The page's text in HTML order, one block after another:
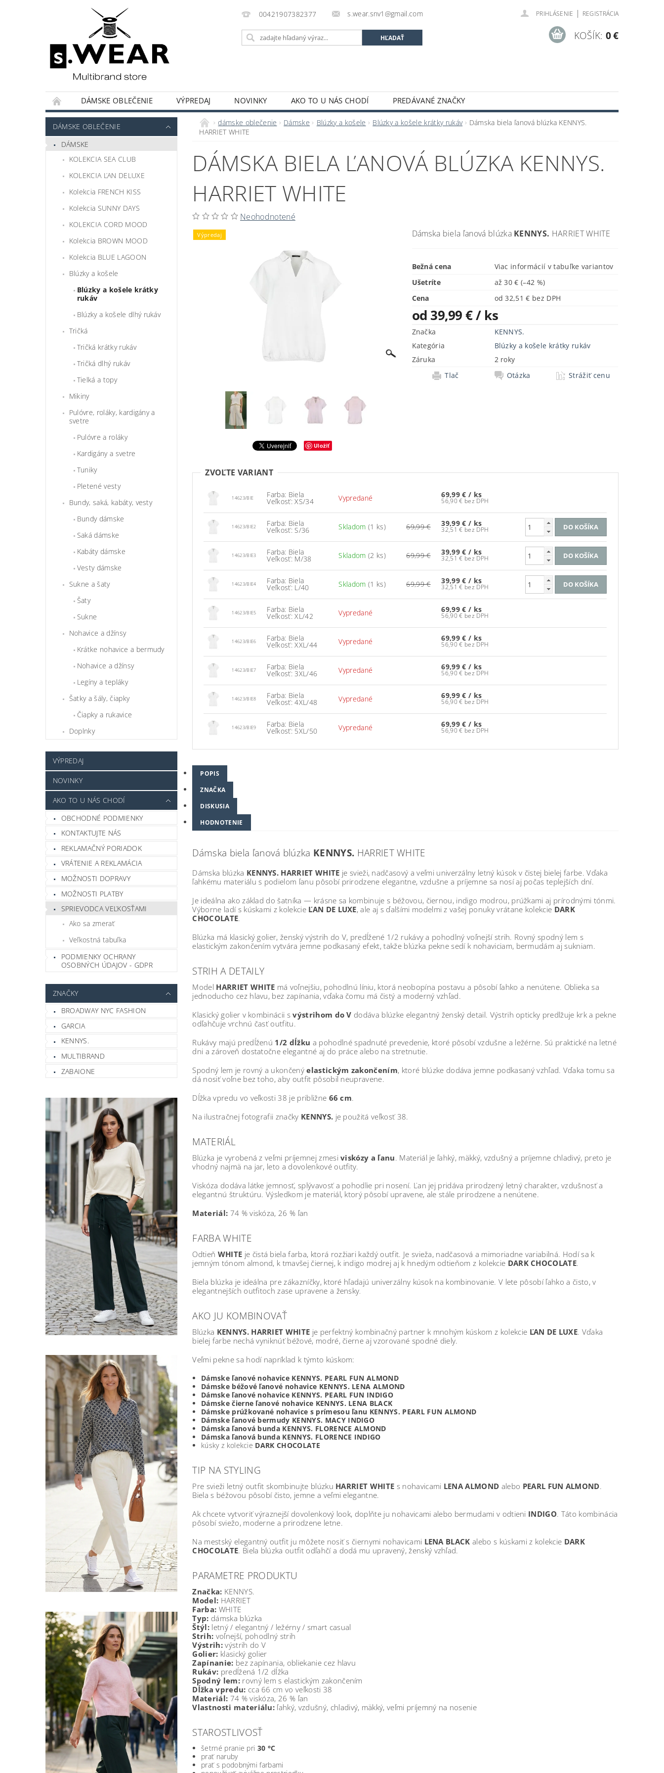
00421907382377 s.wear.snv1@gmail.com PRIHLÁSENIE | REGISTRÁCIA
KOŠÍK: 0 €
DÁMSKE OBLEČENIE VÝPREDAJ NOVINKY AKO TO U NÁS CHODÍ
PREDÁVANÉ ZNAČKY
KOLEKCIE KAPSULOVÝ ŠATNÍK
HODNOTENIE OBCHODU KONTAKTY O S.WEAR OBCHODNÉ PODMIENKY
DÁMSKE OBLEČENIE
DÁMSKE
KOLEKCIA SEA CLUB
KOLEKCIA ĽAN DELUXE
Kolekcia FRENCH KISS
Kolekcia SUNNY DAYS
KOLEKCIA CORD MOOD
Kolekcia BROWN MOOD
Kolekcia BLUE LAGOON
Blúzky a košele
Blúzky a košele krátky
rukáv
Blúzky a košele dlhý rukáv
Tričká
Tričká krátky rukáv
Tričká dlhý rukáv
Tielká a topy
Mikiny
Pulóvre, roláky, kardigány a
svetre
Pulóvre a roláky
Kardigány a svetre
Tuniky
Pletené vesty
Bundy, saká, kabáty, vesty
Bundy dámske
Saká dámske
Kabáty dámske
Vesty dámske
Sukne a šaty
Šaty
Sukne
Nohavice a džínsy
Krátke nohavice a bermudy
Nohavice a džínsy
Legíny a tepláky
Šatky a šály, čiapky
Čiapky a rukavice
Doplnky
VÝPREDAJ
NOVINKY
AKO TO U NÁS CHODÍ
OBCHODNÉ PODMIENKY
KONTAKTUJTE NÁS
REKLAMAČNÝ PORIADOK
VRÁTENIE A REKLAMÁCIA
MOŽNOSTI DOPRAVY
MOŽNOSTI PLATBY
SPRIEVODCA VEĽKOSŤAMI
Ako sa zmerať
Veľkostná tabuľka
PODMIENKY OCHRANY
OSOBNÝCH ÚDAJOV - GDPR
ZNAČKY
BROADWAY NYC FASHION
GARCIA
KENNYS.
MULTIBRAND
ZABAIONE
dámske oblečenie Dámske Blúzky a košele Blúzky a košele krátky rukáv
Dámska biela ľanová blúzka KENNYS.
HARRIET WHITE
DÁMSKA BIELA ĽANOVÁ BLÚZKA KENNYS.
HARRIET WHITE
Neohodnotené
Výpredaj
Uložiť
Dámska biela ľanová blúzka KENNYS. HARRIET WHITE
Bežná cena
Viac informácií v tabuľke variantov
Ušetríte
až30 €(–42 %)
Cena
od 32,51 € bez DPH
od 39,99 €/ ks
Značka
KENNYS.
Kategória
Blúzky a košele krátky rukáv
Záruka
2 roky
Tlač
Otázka Strážiť cenu
ZVOĽTE VARIANT
14623/BIE Farba: Biela
Veľkosť: XS/34 Vypredané 69,99 € / ks
56,90 € bez DPH
14623/BIE2 Farba: Biela
Veľkosť: S/36 Skladom (1 ks) 69,99 € 39,99 € / ks
32,51 € bez DPH
14623/BIE3 Farba: Biela
Veľkosť: M/38 Skladom (2 ks) 69,99 € 39,99 € / ks
32,51 € bez DPH
14623/BIE4 Farba: Biela
Veľkosť: L/40 Skladom (1 ks) 69,99 € 39,99 € / ks
32,51 € bez DPH
14623/BIE5 Farba: Biela
Veľkosť: XL/42 Vypredané 69,99 € / ks
56,90 € bez DPH
14623/BIE6 Farba: Biela
Veľkosť: XXL/44 Vypredané 69,99 € / ks
56,90 € bez DPH
14623/BIE7 Farba: Biela
Veľkosť: 3XL/46 Vypredané 69,99 € / ks
56,90 € bez DPH
14623/BIE8 Farba: Biela
Veľkosť: 4XL/48 Vypredané 69,99 € / ks
56,90 € bez DPH
14623/BIE9 Farba: Biela
Veľkosť: 5XL/50 Vypredané 69,99 € / ks
56,90 € bez DPH
POPIS
ZNAČKA
DISKUSIA
HODNOTENIE
Dámska biela ľanová blúzka KENNYS. HARRIET WHITE
Dámska blúzka KENNYS. HARRIET WHITE je svieži, nadčasový a veľmi univerzálny letný kúsok v čistej bielej farbe. Vďaka
ľahkému materiálu s podielom ľanu pôsobí prirodzene elegantne, vzdušne a príjemne sa nosí aj počas teplejších dní.
Je ideálna ako základ do šatníka — krásne sa kombinuje s béžovou, čiernou, indigo modrou, prúžkami aj prírodnými tónmi.
Výborne ladí s kúskami z kolekcie ĽAN DE LUXE, ale aj s ďalšími modelmi z vašej ponuky vrátane kolekcie DARK
CHOCOLATE.
Blúzka má klasický golier, ženský výstrih do V, predĺžené 1/2 rukávy a pohodlný voľnejší strih. Rovný spodný lem s
elastickým zakončením vytvára jemne podkasaný efekt, takže blúzka pekne sedí k nohaviciam, bermudám aj sukniam.
STRIH A DETAILY
Model HARRIET WHITE má voľnejšiu, pohodlnú líniu, ktorá neobopína postavu a pôsobí ľahko a nenútene. Oblieka sa
jednoducho cez hlavu, bez zapínania, vďaka čomu má čistý a moderný vzhľad.
Klasický golier v kombinácii svýstrihom do V dodáva blúzke elegantný ženský detail. Výstrih opticky predlžuje krk a pekne
odľahčuje vrchnú časť outfitu.
Rukávy majú predĺženú 1/2 dĺžku a pohodlné spadnuté prevedenie, ktoré pôsobí vzdušne a ležérne. Sú praktické na letné
dni a zároveň dostatočne elegantné aj do práce alebo na stretnutie.
Spodný lem je rovný a ukončenýelastickým zakončením, ktoré blúzke dodáva jemne podkasaný vzhľad. Vďaka tomu sa
dá nosiť voľne bez toho, aby outfit pôsobil neupravene.
Dĺžka vpredu vo veľkosti 38 je približne 66 cm.
Na ilustračnej fotografii značky KENNYS. je použitá veľkosť 38.
MATERIÁL
Blúzka je vyrobená z veľmi príjemnej zmesiviskózy a ľanu. Materiál je ľahký, mäkký, vzdušný a príjemne chladivý, preto je
vhodný najmä na jar, leto a dovolenkové outfity.
Viskóza dodáva látke jemnosť, splývavosť a pohodlie pri nosení. Ľan jej pridáva prirodzený letný charakter, vzdušnosť a
elegantnú štruktúru. Výsledkom je materiál, ktorý pôsobí upravene, ale stále prirodzene a nenútene.
Materiál: 74 % viskóza, 26 % ľan
FARBA WHITE
Odtieň WHITE je čistá biela farba, ktorá rozžiari každý outfit. Je svieža, nadčasová a mimoriadne variabilná. Hodí sa k
jemným tónom almond, k tmavšej čiernej, k indigo modrej aj k hnedým odtieňom z kolekcie DARK CHOCOLATE.
Biela blúzka je ideálna pre zákazníčky, ktoré hľadajú univerzálny kúsok na kombinovanie. V lete pôsobí ľahko a čisto, v
elegantnejších outfitoch zase upravene a žensky.
AKO JU KOMBINOVAŤ
Blúzka KENNYS. HARRIET WHITE je perfektný kombinačný partner k mnohým kúskom z kolekcie ĽAN DE LUXE. Vďaka
bielej farbe nechá vyniknúť béžové, modré, čierne aj vzorované spodné diely.
Veľmi pekne sa hodí napríklad k týmto kúskom:
Dámske ľanové nohavice KENNYS. PEARL FUN ALMOND
Dámske béžové ľanové nohavice KENNYS. LENA ALMOND
Dámske ľanové nohavice KENNYS. PEARL FUN INDIGO
Dámske čierne ľanové nohavice KENNYS. LENA BLACK
Dámske prúžkované nohavice s prímesou ľanu KENNYS. PEARL FUN ALMOND
Dámske ľanové bermudy KENNYS. MACY INDIGO
Dámska ľanová bunda KENNYS. FLORENCE ALMOND
Dámska ľanová bunda KENNYS. FLORENCE INDIGO
kúsky z kolekcie DARK CHOCOLATE
TIP NA STYLING
Pre svieži letný outfit skombinujte blúzku HARRIET WHITE s nohavicami LENA ALMOND alebo PEARL FUN ALMOND.
Biela s béžovou pôsobí čisto, jemne a veľmi elegantne.
Ak chcete vytvoriť výraznejší dovolenkový look, doplňte ju nohavicami alebo bermudami v odtieni INDIGO. Táto kombinácia
pôsobí sviežo, moderne a prirodzene letne.
Na mestský elegantný outfit ju môžete nosiť s čiernymi nohavicami LENA BLACK alebo s kúskami z kolekcie DARK
CHOCOLATE. Biela blúzka outfit odľahčí a dodá mu upravený, ženský vzhľad.
PARAMETRE PRODUKTU
Značka: KENNYS.
Model: HARRIET
Farba: WHITE
Typ: dámska blúzka
Štýl: letný / elegantný / ležérny / smart casual
Strih: voľnejší, pohodlný strih
Výstrih:výstrih do V
Golier: klasický golier
Zapínanie: bez zapínania, obliekanie cez hlavu
Rukáv: predĺžená 1/2 dĺžka
Spodný lem:rovný lem s elastickým zakončením
Dĺžka vpredu: cca 66 cm vo veľkosti 38
Materiál: 74 % viskóza, 26 % ľan
Vlastnosti materiálu: ľahký, vzdušný, chladivý, mäkký, veľmi príjemný na nosenie
STAROSTLIVOSŤ
šetrné pranie pri 30 °C
prať naruby
prať s podobnými farbami